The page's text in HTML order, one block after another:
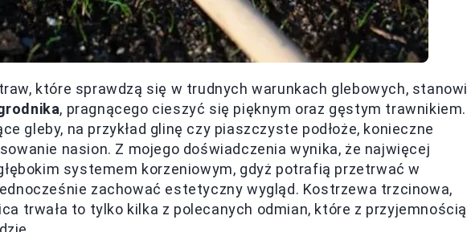
które sprawdzą się w trudnych warunkach glebowych, stanowi
, pragnącego cieszyć się pięknym oraz gęstym trawnikiem.
gleby, na przykład glinę czy piaszczyste podłoże, konieczne
nasion. Z mojego doświadczenia wynika, że najwięcej
systemem korzeniowym, gdyż potrafią przetrwać w
zachować estetyczny wygląd. Kostrzewa trzcinowa,
trwała to tylko kilka z polecanych odmian, które z przyjemnością